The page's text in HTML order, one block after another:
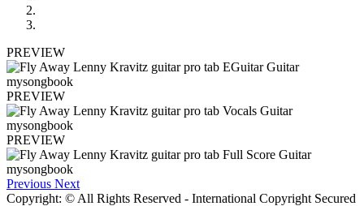
PREVIEW
PREVIEW
PREVIEW
Previous Next
Copyright: © All Rights Reserved - International Copyright Secured